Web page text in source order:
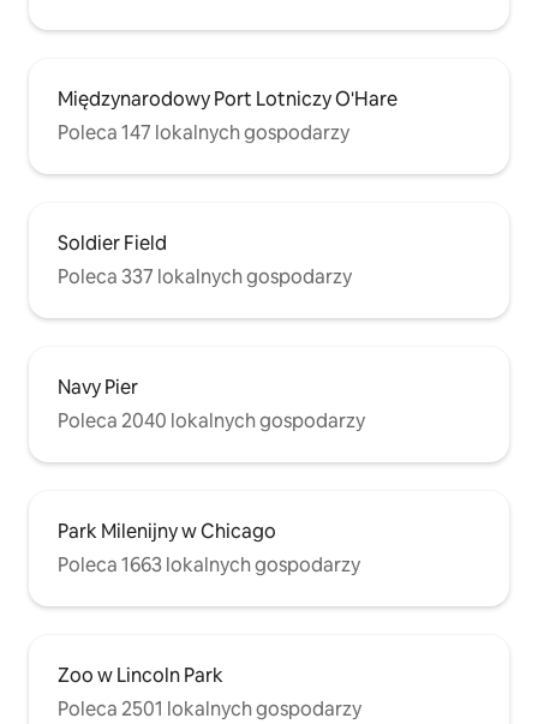
Międzynarodowy Port Lotniczy O'Hare
Poleca 147 lokalnych gospodarzy
Soldier Field
Poleca 337 lokalnych gospodarzy
Navy Pier
Poleca 2040 lokalnych gospodarzy
Park Milenijny w Chicago
Poleca 1663 lokalnych gospodarzy
Zoo w Lincoln Park
Poleca 2501 lokalnych gospodarzy